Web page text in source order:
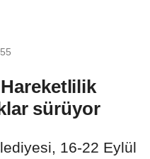
sürüyor
16-22 Eylül